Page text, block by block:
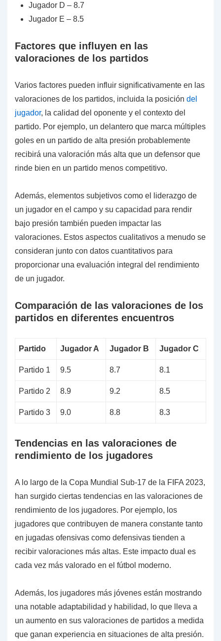
Jugador D – 8.7
Jugador E – 8.5
Factores que influyen en las
valoraciones de los partidos
Varios factores pueden influir significativamente en las
valoraciones de los partidos, incluida la posición del
jugador, la calidad del oponente y el contexto del
partido. Por ejemplo, un delantero que marca múltiples
goles en un partido de alta presión probablemente
recibirá una valoración más alta que un defensor que
rinde bien en un partido menos competitivo.
Además, elementos subjetivos como el liderazgo de
un jugador en el campo y su capacidad para rendir
bajo presión también pueden impactar las
valoraciones. Estos aspectos cualitativos a menudo se
consideran junto con datos cuantitativos para
proporcionar una evaluación integral del rendimiento
de un jugador.
Comparación de las valoraciones de los
partidos en diferentes encuentros
Partido Jugador A Jugador B Jugador C
Partido 1 9.5 8.7 8.1
Partido 2 8.9 9.2 8.5
Partido 3 9.0 8.8 8.3
Tendencias en las valoraciones de
rendimiento de los jugadores
A lo largo de la Copa Mundial Sub-17 de la FIFA 2023,
han surgido ciertas tendencias en las valoraciones de
rendimiento de los jugadores. Por ejemplo, los
jugadores que contribuyen de manera constante tanto
en jugadas ofensivas como defensivas tienden a
recibir valoraciones más altas. Este impacto dual es
cada vez más valorado en el fútbol moderno.
Además, los jugadores más jóvenes están mostrando
una notable adaptabilidad y habilidad, lo que lleva a
un aumento en sus valoraciones de partidos a medida
que ganan experiencia en situaciones de alta presión.